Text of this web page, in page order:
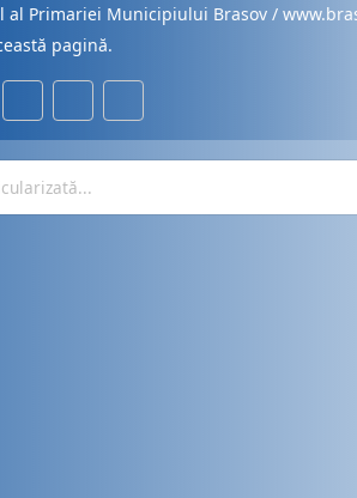
al Primariei Municipiului Brasov /
pagină.